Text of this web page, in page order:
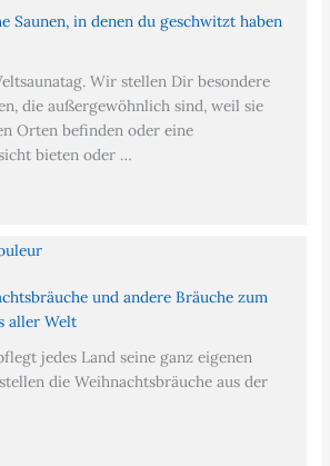
Saunen, in denen du geschwitzt haben
Wir stellen Dir besondere
die außergewöhnlich sind, weil sie
Orten befinden oder eine
bieten oder …
und andere Bräuche zum
aller Welt
jedes Land seine ganz eigenen
die Weihnachtsbräuche aus der